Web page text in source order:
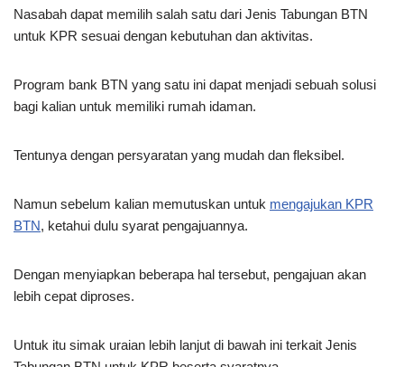
Nasabah dapat memilih salah satu dari Jenis Tabungan BTN
untuk KPR sesuai dengan kebutuhan dan aktivitas.
Program bank BTN yang satu ini dapat menjadi sebuah solusi
bagi kalian untuk memiliki rumah idaman.
Tentunya dengan persyaratan yang mudah dan fleksibel.
Namun sebelum kalian memutuskan untuk mengajukan KPR
BTN, ketahui dulu syarat pengajuannya.
Dengan menyiapkan beberapa hal tersebut, pengajuan akan
lebih cepat diproses.
Untuk itu simak uraian lebih lanjut di bawah ini terkait Jenis